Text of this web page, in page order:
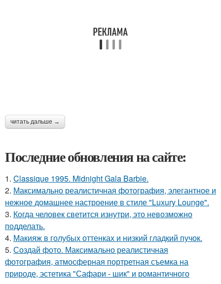
читать дальше →
Последние обновления на сайте:
1. Classique 1995. Midnight Gala Barbie.
2. Максимально реалистичная фотография, элегантное и
нежное домашнее настроение в стиле "Luxury Lounge".
3. Когда человек светится изнутри, это невозможно
подделать.
4. Макияж в голубых оттенках и низкий гладкий пучок.
5. Создай фото. Максимально реалистичная
фотография, атмосферная портретная съемка на
природе, эстетика "Сафари - шик" и романтичного